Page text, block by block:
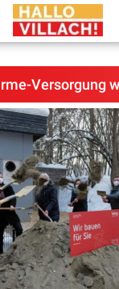
Versorgung